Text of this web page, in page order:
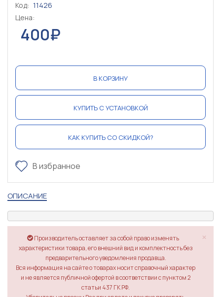
Код: 11426
Цена:
400₽
В КОРЗИНУ
КУПИТЬ С УСТАНОВКОЙ
КАК КУПИТЬ СО СКИДКОЙ?
В избранное
ОПИСАНИЕ
×
Производитель оставляет за собой право изменять
характеристики товара, его внешний вид и комплектность без
предварительного уведомления продавца.
Вся информация на сайте о товарах носит справочный характер
и не является публичной офертой в соответствии с пунктом 2
статьи 437 ГК РФ.